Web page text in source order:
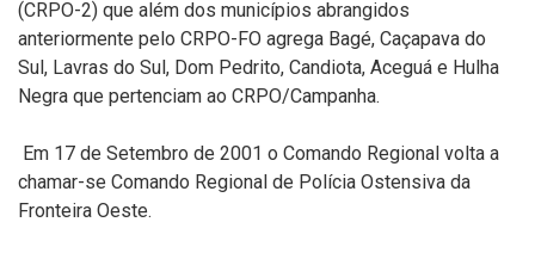
(CRPO-2) que além dos municípios abrangidos
anteriormente pelo CRPO-FO agrega Bagé, Caçapava do
Sul, Lavras do Sul, Dom Pedrito, Candiota, Aceguá e Hulha
Negra que pertenciam ao CRPO/Campanha.
Em 17 de Setembro de 2001 o Comando Regional volta a
chamar-se Comando Regional de Polícia Ostensiva da
Fronteira Oeste.